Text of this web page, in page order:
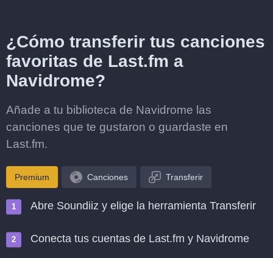
¿Cómo transferir tus canciones
favoritas de Last.fm a
Navidrome?
Añade a tu biblioteca de Navidrome las
canciones que te gustaron o guardaste en
Last.fm.
Premium Canciones Transferir
Abre Soundiiz y elige la herramienta Transferir
Conecta tus cuentas de Last.fm y Navidrome